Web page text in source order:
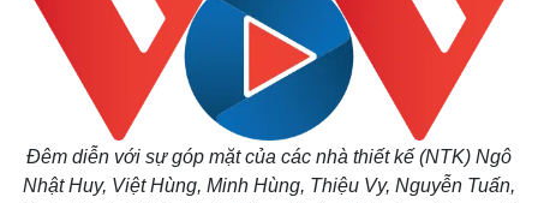
Đêm diễn với sự góp mặt của các nhà thiết kế (NTK) Ngô
Nhật Huy, Việt Hùng, Minh Hùng, Thiệu Vy, Nguyễn Tuấn,